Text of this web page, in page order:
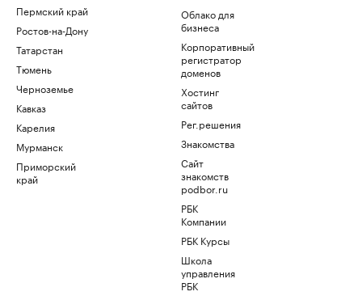
Пермский край
Ростов-на-Дону
Татарстан
Тюмень
Черноземье
Кавказ
Карелия
Мурманск
Приморский
край
Облако для
бизнеса
Корпоративный
регистратор
доменов
Хостинг
сайтов
Рег.решения
Знакомства
Сайт
знакомств
podbor.ru
РБК
Компании
РБК Курсы
Школа
управления
РБК